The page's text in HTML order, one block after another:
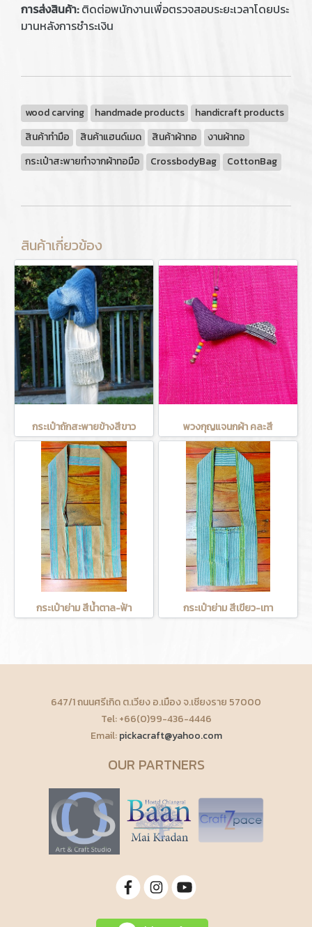
การส่งสินค้า:ติดต่อพนักงานเพื่อตรวจสอบระยะเวลาโดยประ
มานหลังการชำระเงิน
wood carving handmade products
handicraft products
สินค้าทำมือ
สินค้าแฮนด์เมด สินค้าผ้าทอ
งานผ้าทอ
กระเป๋าสะพายทำจากผ้าทอมือ
CrossbodyBag CottonBag
สินค้าเกี่ยวข้อง
กระเป๋าถักสะพายข้างสีขาว พวงกุญแจนกผ้า คละสี
กระเป๋าย่าม สีน้ำตาล-ฟ้า กระเป๋าย่าม สีเขียว-เทา
647/1 ถนนศรีเกิด ต.เวียง อ.เมือง จ.เชียงราย 57000
Tel: +66(0)99-436-4446
Email:pickacraft@yahoo.com
OUR PARTNERS